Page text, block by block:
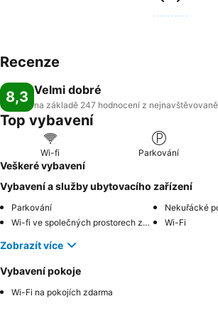
Recenze
8,3 Velmi dobré
na základě 247 hodnocení z
Top vybavení
Wi-fi Parkování
Veškeré vybavení
Vybavení a služby ubytovacího zařízení
Parkování
Nekuřácké
Wi-fi ve společných prostorech zdarma
Wi-Fi
Zobrazít více
Vybavení pokoje
Wi-Fi na pokojích zdarma